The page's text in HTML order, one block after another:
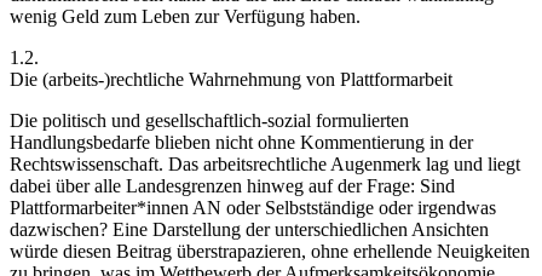
wenig Geld zum Leben zur Verfügung haben.
1.2.
Die (arbeits-)rechtliche Wahrnehmung von Plattformarbeit
Die politisch und gesellschaftlich-sozial formulierten
Handlungsbedarfe blieben nicht ohne Kommentierung in der
Rechtswissenschaft. Das arbeitsrechtliche Augenmerk lag und liegt
dabei über alle Landesgrenzen hinweg auf der Frage: Sind
Plattformarbeiter*innen AN oder Selbstständige oder irgendwas
dazwischen? Eine Darstellung der unterschiedlichen Ansichten
würde diesen Beitrag überstrapazieren, ohne erhellende Neuigkeiten